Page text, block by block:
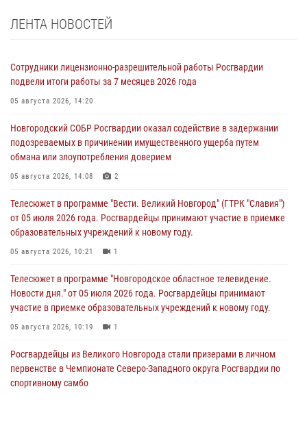
ЛЕНТА НОВОСТЕЙ
Сотрудники лицензионно-разрешительной работы Росгвардии
подвели итоги работы за 7 месяцев 2026 года
05 августа 2026, 14:20
Новгородский СОБР Росгвардии оказал содействие в задержании
подозреваемых в причинении имущественного ущерба путем
обмана или злоупотребления доверием
05 августа 2026, 14:08 2
Телесюжет в программе "Вести. Великий Новгород" (ГТРК "Славия")
от 05 июля 2026 года. Росгвардейцы принимают участие в приемке
образовательных учреждений к новому году.
05 августа 2026, 10:21 1
Телесюжет в программе "Новгородское областное телевидение.
Новости дня." от 05 июля 2026 года. Росгвардейцы принимают
участие в приемке образовательных учреждений к новому году.
05 августа 2026, 10:19 1
Росгвардейцы из Великого Новгорода стали призерами в личном
первенстве в Чемпионате Северо-Западного округа Росгвардии по
спортивному самбо